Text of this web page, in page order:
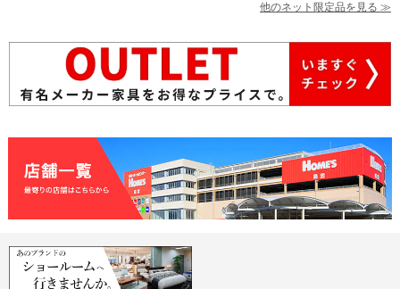
他のネット限定品を見る ≫